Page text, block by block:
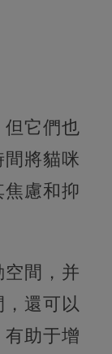
但它們也
將貓咪
慮和抑
間，并
還可以
助于增